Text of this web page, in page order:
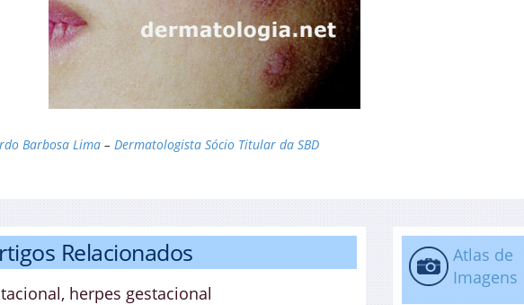
Barbosa Lima – Dermatologista Sócio Titular da SBD
Relacionados
herpes gestacional
Atlas de
Imagens